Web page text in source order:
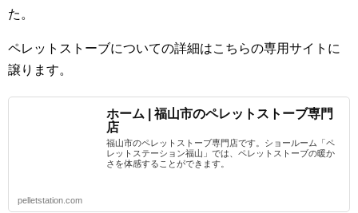
た。
ペレットストーブについての詳細はこちらの専用サイトに
譲ります。
ホーム | 福山市のペレットストーブ専門
店
福山市のペレットストーブ専門店です。ショールーム「ペ
レットステーション福山」では、ペレットストーブの暖か
さを体感することができます。
pelletstation.com